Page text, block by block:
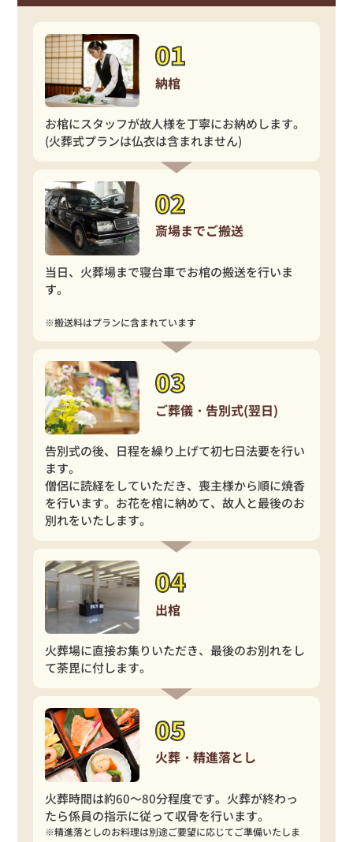
納棺
お棺にスタッフが故人様を丁寧にお納めします。
(火葬式プランは仏衣は含まれません)
斎場までご搬送
当日、火葬場まで寝台車でお棺の搬送を行いま
す。
※搬送料はプランに含まれています
ご葬儀・告別式(翌日)
告別式の後、日程を繰り上げて初七日法要を行い
ます。
僧侶に読経をしていただき、喪主様から順に焼香
を行います。お花を棺に納めて、故人と最後のお
別れをいたします。
出棺
火葬場に直接お集りいただき、最後のお別れをし
て荼毘に付します。
火葬・精進落とし
火葬時間は約60～80分程度です。火葬が終わっ
たら係員の指示に従って収骨を行います。
※精進落としのお料理は別途ご要望に応じてご準備いたしま